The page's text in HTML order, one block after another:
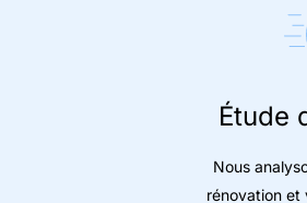
Étude
Nous
rénovation et